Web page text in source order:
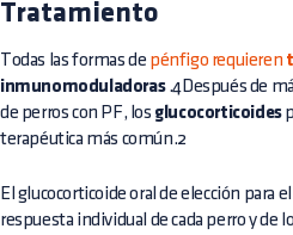
Tratamiento
Todas las formas de pénfigo requieren
inmunomoduladoras.4Después de
de perros con PF, los glucocorticoides
terapéutica más común.2
El glucocorticoide oral de elección para
respuesta individual de cada perro y de